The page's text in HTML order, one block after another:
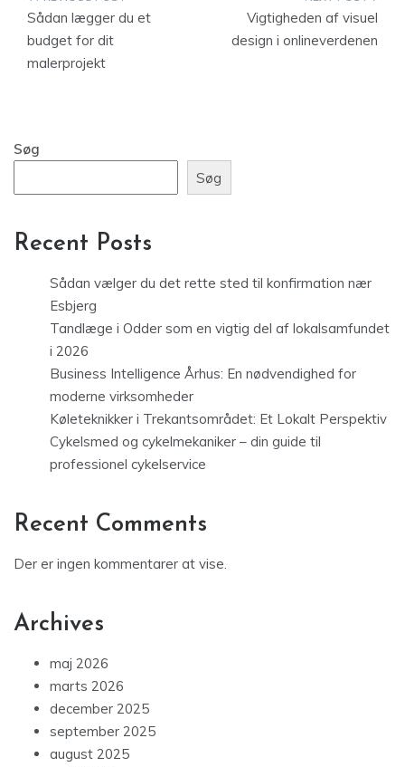
Sådan lægger du et
budget for dit
malerprojekt
Vigtigheden af visuel
design i onlineverdenen
Søg
Søg
Recent Posts
Sådan vælger du det rette sted til konfirmation nær
Esbjerg
Tandlæge i Odder som en vigtig del af lokalsamfundet
i 2026
Business Intelligence Århus: En nødvendighed for
moderne virksomheder
Køleteknikker i Trekantsområdet: Et Lokalt Perspektiv
Cykelsmed og cykelmekaniker – din guide til
professionel cykelservice
Recent Comments
Der er ingen kommentarer at vise.
Archives
maj 2026
marts 2026
december 2025
september 2025
august 2025